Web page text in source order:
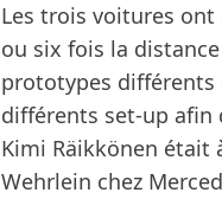
Les trois voitures ont
ou six fois la
prototypes différents
différents set-up afin
Kimi Räikkönen était
Wehrlein chez